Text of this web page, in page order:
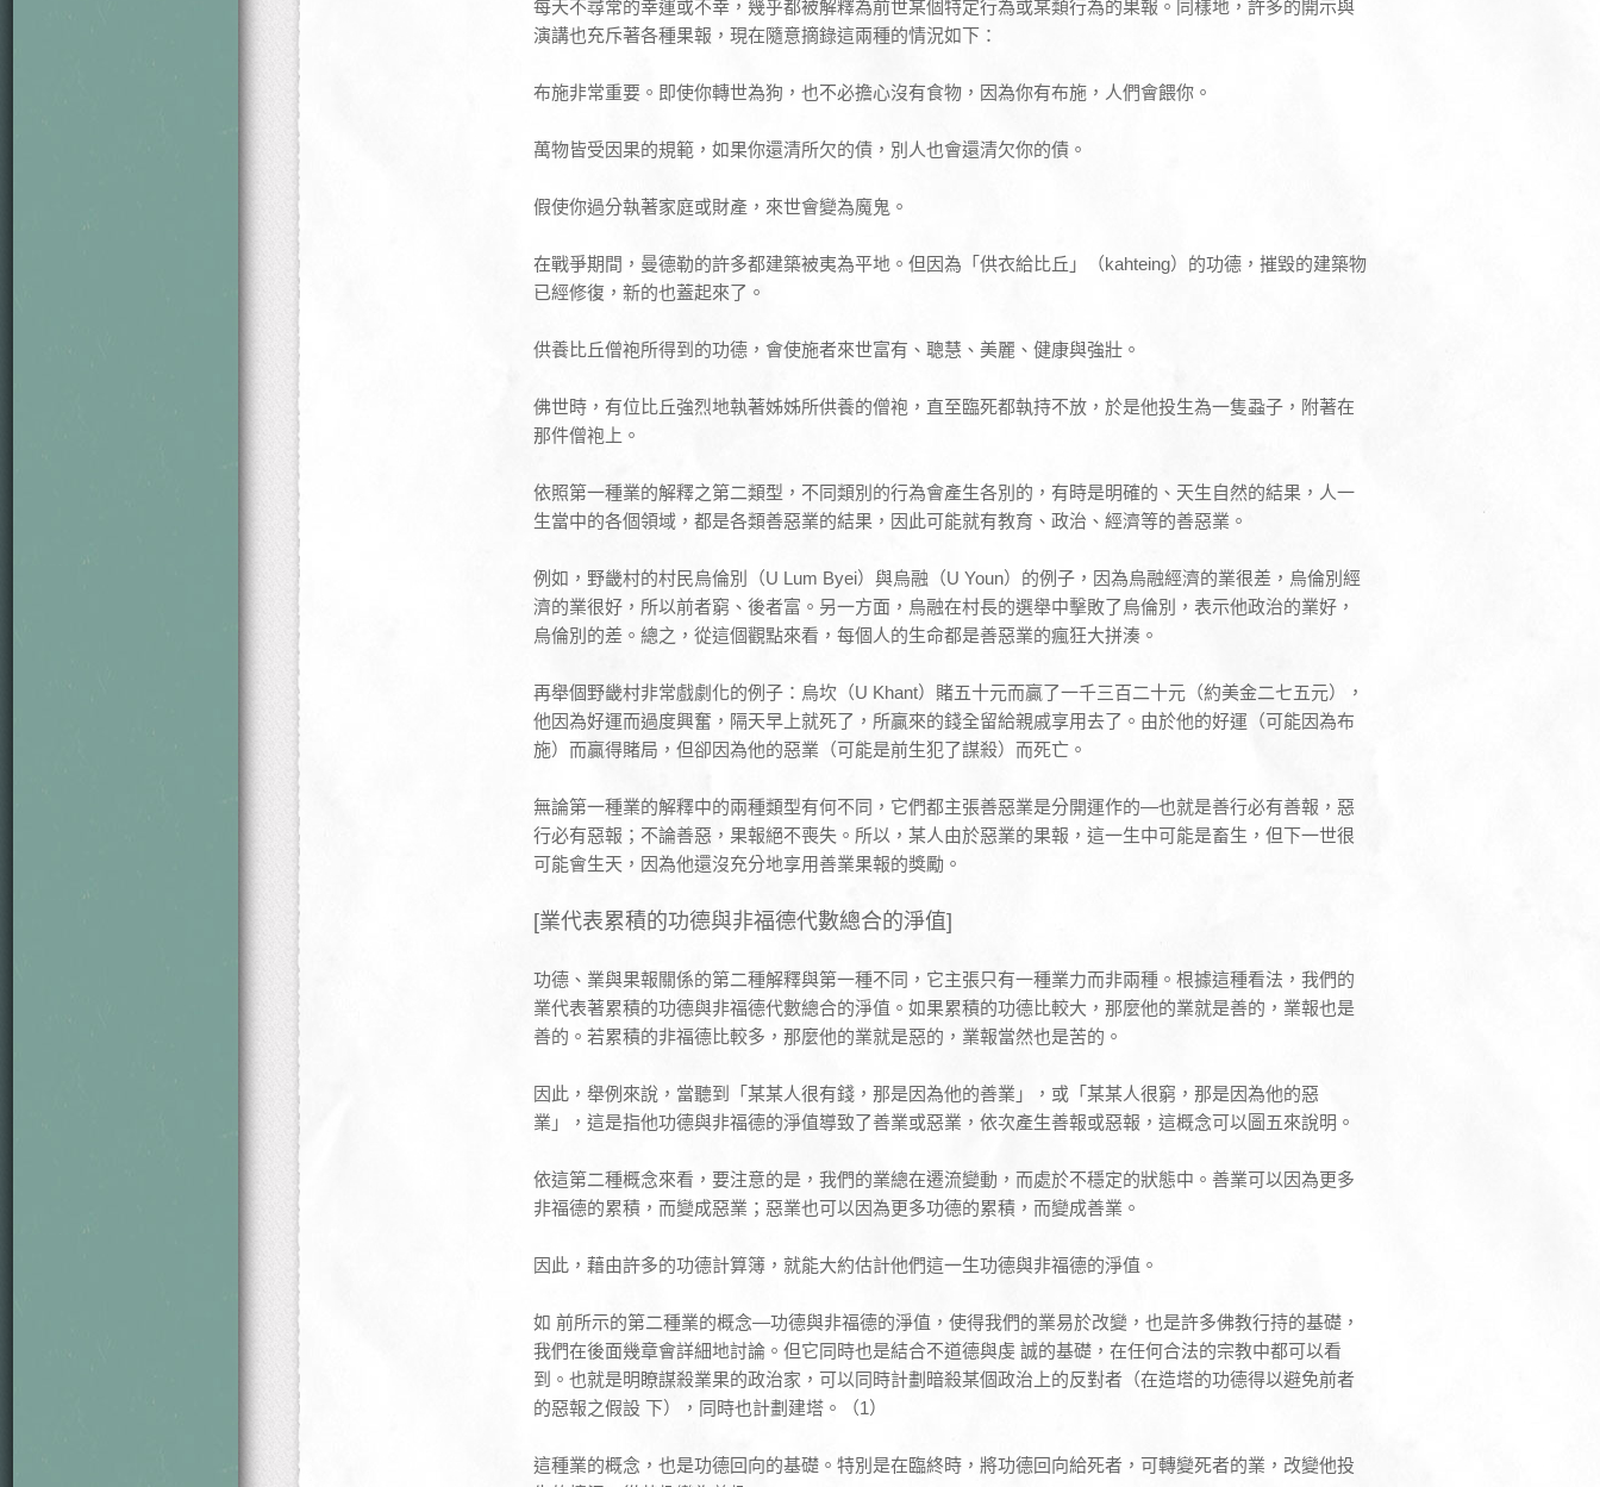
每天不尋常的幸運或不幸，幾乎都被解釋為前世某個特定行為或某類行為的果報。同樣地，許多的開示與
演講也充斥著各種果報，現在隨意摘錄這兩種的情況如下：
布施非常重要。即使你轉世為狗，也不必擔心沒有食物，因為你有布施，人們會餵你。
萬物皆受因果的規範，如果你還清所欠的債，別人也會還清欠你的債。
假使你過分執著家庭或財產，來世會變為魔鬼。
在戰爭期間，曼德勒的許多都建築被夷為平地。但因為「供衣給比丘」（kahteing）的功德，摧毀的建築物
已經修復，新的也蓋起來了。
供養比丘僧袍所得到的功德，會使施者來世富有、聰慧、美麗、健康與強壯。
佛世時，有位比丘強烈地執著姊姊所供養的僧袍，直至臨死都執持不放，於是他投生為一隻蝨子，附著在
那件僧袍上。
依照第一種業的解釋之第二類型，不同類別的行為會產生各別的，有時是明確的、天生自然的結果，人一
生當中的各個領域，都是各類善惡業的結果，因此可能就有教育、政治、經濟等的善惡業。
例如，野畿村的村民烏倫別（U Lum Byei）與烏融（U Youn）的例子，因為烏融經濟的業很差，烏倫別經
濟的業很好，所以前者窮、後者富。另一方面，烏融在村長的選舉中擊敗了烏倫別，表示他政治的業好，
烏倫別的差。總之，從這個觀點來看，每個人的生命都是善惡業的瘋狂大拼湊。
再舉個野畿村非常戲劇化的例子：烏坎（U Khant）賭五十元而贏了一千三百二十元（約美金二七五元），
他因為好運而過度興奮，隔天早上就死了，所贏來的錢全留給親戚享用去了。由於他的好運（可能因為布
施）而贏得賭局，但卻因為他的惡業（可能是前生犯了謀殺）而死亡。
無論第一種業的解釋中的兩種類型有何不同，它們都主張善惡業是分開運作的—也就是善行必有善報，惡
行必有惡報；不論善惡，果報絕不喪失。所以，某人由於惡業的果報，這一生中可能是畜生，但下一世很
可能會生天，因為他還沒充分地享用善業果報的獎勵。
[業代表累積的功德與非福德代數總合的淨值]
功德、業與果報關係的第二種解釋與第一種不同，它主張只有一種業力而非兩種。根據這種看法，我們的
業代表著累積的功德與非福德代數總合的淨值。如果累積的功德比較大，那麼他的業就是善的，業報也是
善的。若累積的非福德比較多，那麼他的業就是惡的，業報當然也是苦的。
因此，舉例來說，當聽到「某某人很有錢，那是因為他的善業」，或「某某人很窮，那是因為他的惡
業」，這是指他功德與非福德的淨值導致了善業或惡業，依次產生善報或惡報，這概念可以圖五來說明。
依這第二種概念來看，要注意的是，我們的業總在遷流變動，而處於不穩定的狀態中。善業可以因為更多
非福德的累積，而變成惡業；惡業也可以因為更多功德的累積，而變成善業。
因此，藉由許多的功德計算簿，就能大約估計他們這一生功德與非福德的淨值。
如 前所示的第二種業的概念—功德與非福德的淨值，使得我們的業易於改變，也是許多佛教行持的基礎，
我們在後面幾章會詳細地討論。但它同時也是結合不道德與虔 誠的基礎，在任何合法的宗教中都可以看
到。也就是明瞭謀殺業果的政治家，可以同時計劃暗殺某個政治上的反對者（在造塔的功德得以避免前者
的惡報之假設 下），同時也計劃建塔。（1）
這種業的概念，也是功德回向的基礎。特別是在臨終時，將功德回向給死者，可轉變死者的業，改變他投